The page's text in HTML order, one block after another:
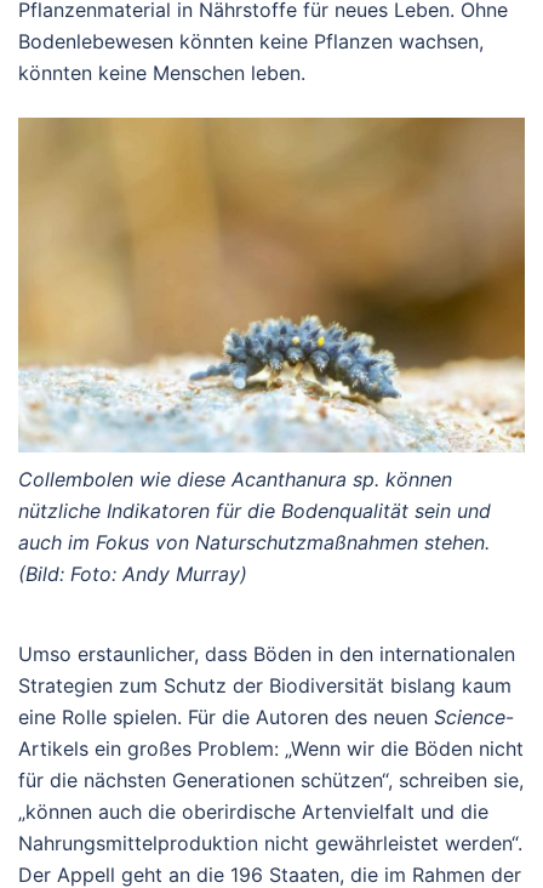
Pflanzenmaterial in Nährstoffe für neues Leben. Ohne
Bodenlebewesen könnten keine Pflanzen wachsen,
könnten keine Menschen leben.
Collembolen wie diese Acanthanura sp. können
nützliche Indikatoren für die Bodenqualität sein und
auch im Fokus von Naturschutzmaßnahmen stehen.
(Bild: Foto: Andy Murray)
Umso erstaunlicher, dass Böden in den internationalen
Strategien zum Schutz der Biodiversität bislang kaum
eine Rolle spielen. Für die Autoren des neuen Science-
Artikels ein großes Problem: „Wenn wir die Böden nicht
für die nächsten Generationen schützen“, schreiben sie,
„können auch die oberirdische Artenvielfalt und die
Nahrungsmittelproduktion nicht gewährleistet werden“.
Der Appell geht an die 196 Staaten, die im Rahmen der